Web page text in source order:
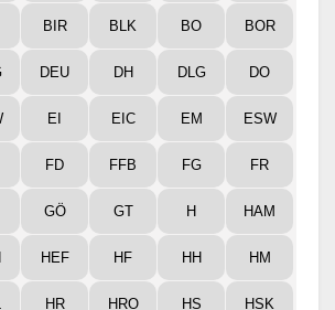
BIR BLK BO BOR
DEU DH DLG DO
EI EIC EM ESW
FD FFB FG FR
GÖ GT H HAM
HEF HF HH HM
HR HRO HS HSK